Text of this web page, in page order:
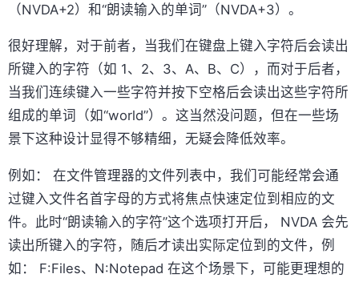
（NVDA+2）和“朗读输入的单词”（NVDA+3）。
很好理解，对于前者，当我们在键盘上键入字符后会读出
所键入的字符（如 1、2、3、A、B、C），而对于后者，
当我们连续键入一些字符并按下空格后会读出这些字符所
组成的单词（如“world”）。这当然没问题，但在一些场
景下这种设计显得不够精细，无疑会降低效率。
例如： 在文件管理器的文件列表中，我们可能经常会通
过键入文件名首字母的方式将焦点快速定位到相应的文
件。此时“朗读输入的字符”这个选项打开后， NVDA 会先
读出所键入的字符，随后才读出实际定位到的文件，例
如： F:Files、N:Notepad 在这个场景下，可能更理想的